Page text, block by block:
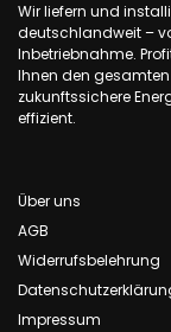
Wir liefern und
deutschlandweit –
Inbetriebnahme.
Ihnen den
zukunftssichere
effizient.
Über uns
AGB
Widerrufsbelehrung
Impressum